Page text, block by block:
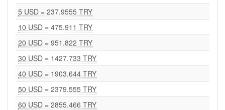
5 USD = 237.9555 TRY
10 USD = 475.911 TRY
20 USD = 951.822 TRY
30 USD = 1427.733 TRY
40 USD = 1903.644 TRY
50 USD = 2379.555 TRY
60 USD = 2855.466 TRY